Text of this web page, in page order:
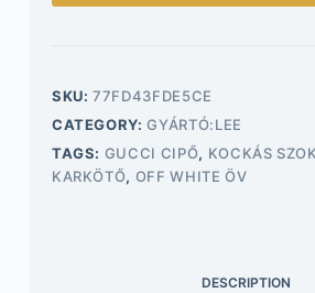
SKU:77FD43FDE5CE
CATEGORY:GYÁRTÓ:LEE
TAGS: GUCCI CIPŐ, KOCKÁS
KARKÖTŐ, OFF WHITE ÖV
DESCRIPTION